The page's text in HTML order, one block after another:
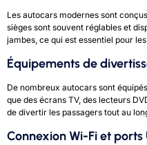
Les autocars modernes sont
sièges sont souvent réglables et
jambes, ce qui est essentiel pour
Équipements de
De nombreux autocars sont
que des écrans TV, des lecteurs
de divertir les passagers tout au
Connexion Wi-Fi et ports